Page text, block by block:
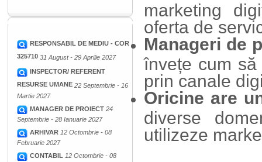
RESPONSABIL DE MEDIU - COR
325710 31 August - 29 Aprilie 2027
INSPECTOR/ REFERENT
RESURSE UMANE 22 Septembrie - 16
Martie 2027
MANAGER DE PROIECT 24
Septembrie - 28 Ianuarie 2027
ARHIVAR 12 Octombrie - 08
Februarie 2027
CONTABIL 12 Octombrie - 08
marketing
oferta de
Manageri de
învețe cum
prin canale
Oricine are
diverse
utilizeze